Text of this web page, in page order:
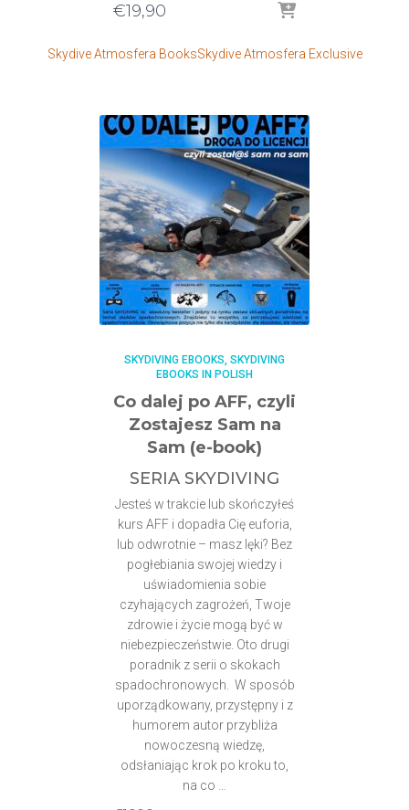
€19,90
Skydive Atmosfera BooksSkydive Atmosfera Exclusive
SKYDIVING EBOOKS SKYDIVING
EBOOKS IN POLISH
Co dalej po AFF, czyli
Zostajesz Sam na
Sam (e-book)
SERIA SKYDIVING
Jesteś w trakcie lub skończyłeś
kurs AFF i dopadła Cię euforia,
lub odwrotnie – masz lęki? Bez
pogłebiania swojej wiedzy i
uświadomienia sobie
czyhających zagrożeń, Twoje
zdrowie i życie mogą być w
niebezpieczeństwie. Oto drugi
poradnik z serii o skokach
spadochronowych. W sposób
uporządkowany, przystępny i z
humorem autor przybliża
nowoczesną wiedzę,
odsłaniając krok po kroku to,
na co …